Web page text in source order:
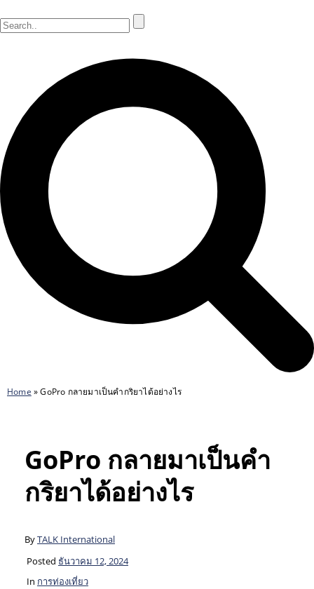
Home »GoPro กลายมาเป็นคำกริยาได้อย่างไร
GoPro กลายมาเป็นคำ
กริยาได้อย่างไร
ByTALK International
Posted ธันวาคม 12, 2024
In การท่องเที่ยว